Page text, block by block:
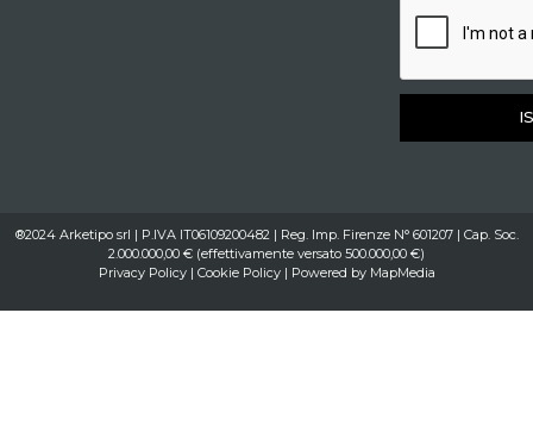
®2024 Arketipo srl | P.IVA IT06109200482 | Reg. Imp. Firenze N° 601207 | Cap. Soc.
2.000.000,00 € (effettivamente versato 500.000,00 €)
Privacy Policy| Cookie Policy| Powered by MapMedia